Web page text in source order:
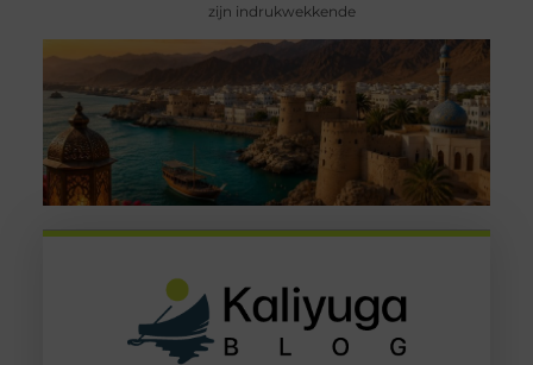
zijn indrukwekkende